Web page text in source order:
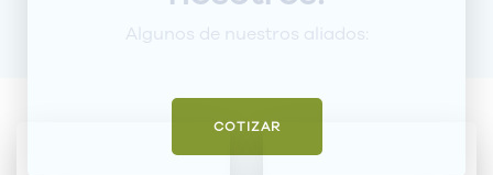
Algunos de nuestros aliados:
COTIZAR